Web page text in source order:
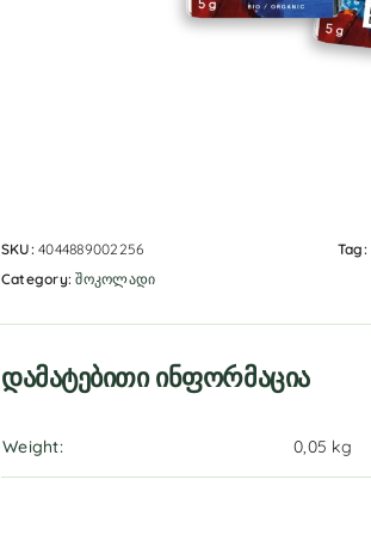
SKU:4044889002256
Category:შოკოლადი
Tag:
დამატებითი ინფორმაცია
Weight 0,05 kg